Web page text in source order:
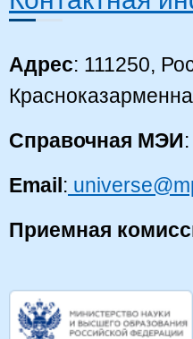
Адрес: 111250,
Справочная МЭИ
Email:
Приемная